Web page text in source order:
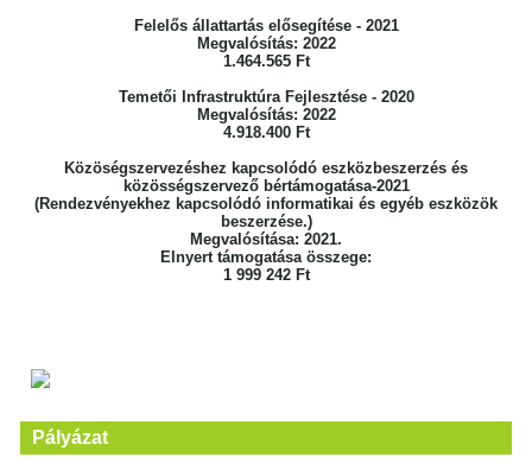
Felelős állattartás elősegítése - 2021
Megvalósítás: 2022
1.464.565 Ft
Temetői Infrastruktúra Fejlesztése - 2020
Megvalósítás: 2022
4.918.400 Ft
Közöségszervezéshez kapcsolódó eszközbeszerzés és
közösségszervező bértámogatása-2021
(Rendezvényekhez kapcsolódó informatikai és egyéb eszközök
beszerzése.)
Megvalósítása: 2021.
Elnyert támogatása összege:
1 999 242 Ft
Pályázat